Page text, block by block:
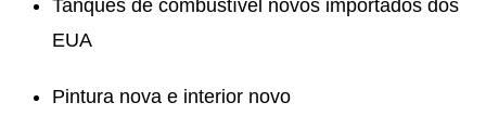
Tanques de combustível novos importados dos
EUA
Pintura nova e interior novo